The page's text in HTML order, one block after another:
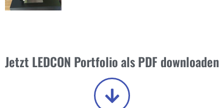
Jetzt LEDCON Portfolio als PDF downloaden